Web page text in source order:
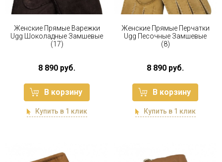
Женские Прямые Варежки
Ugg Шоколадные Замшевые
(17)
8 890 руб.
В корзину
Купить в 1 клик
Женские Прямые Перчатки
Ugg Песочные Замшевые
(8)
8 890 руб.
В корзину
Купить в 1 клик